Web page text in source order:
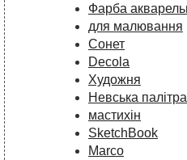
Фарба
для малювання
Сонет
Decola
Художня
Невська палітра
мастихін
SketchBook
Marco